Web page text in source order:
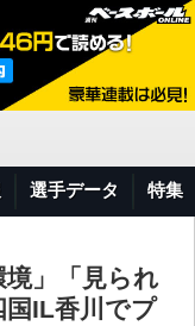
選手データ 特集
境」「見られ
国IL香川でプ